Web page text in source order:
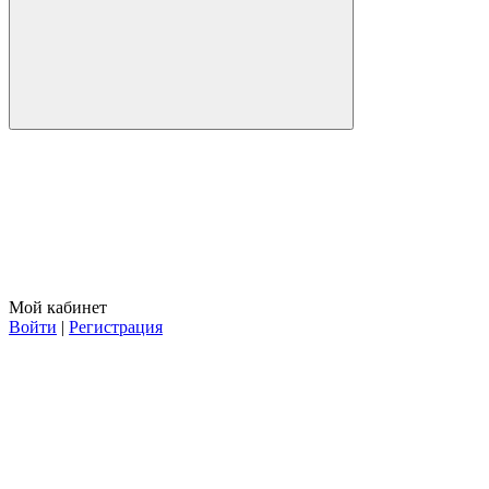
Мой кабинет
Войти | Регистрация